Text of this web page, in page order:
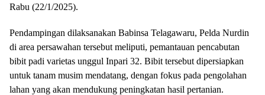
Rabu (22/1/2025).
Pendampingan dilaksanakan Babinsa Telagawaru, Pelda Nurdin
di area persawahan tersebut meliputi, pemantauan pencabutan
bibit padi varietas unggul Inpari 32. Bibit tersebut dipersiapkan
untuk tanam musim mendatang, dengan fokus pada pengolahan
lahan yang akan mendukung peningkatan hasil pertanian.